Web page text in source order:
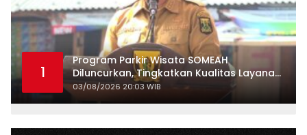
1
Program Parkir Wisata SOMEAH
Diluncurkan, Tingkatkan Kualitas Layanan
Kepariwisataan
03/08/2026 20:03 WIB